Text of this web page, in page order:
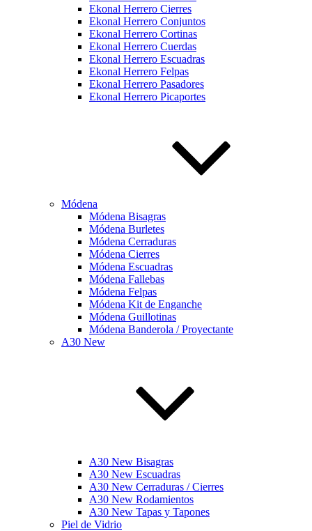
Ekonal Herrero Cierres
Ekonal Herrero Conjuntos
Ekonal Herrero Cortinas
Ekonal Herrero Cuerdas
Ekonal Herrero Escuadras
Ekonal Herrero Felpas
Ekonal Herrero Pasadores
Ekonal Herrero Picaportes
Módena
Módena Bisagras
Módena Burletes
Módena Cerraduras
Módena Cierres
Módena Escuadras
Módena Fallebas
Módena Felpas
Módena Kit de Enganche
Módena Guillotinas
Módena Banderola / Proyectante
A30 New
A30 New Bisagras
A30 New Escuadras
A30 New Cerraduras / Cierres
A30 New Rodamientos
A30 New Tapas y Tapones
Piel de Vidrio